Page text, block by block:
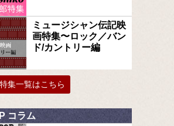
ミュージシャン伝記映
画特集〜ロック／バン
ド/カントリー編
特集一覧はこちら
コラム